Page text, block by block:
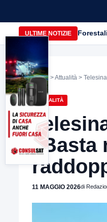
ULTIME NOTIZIE
Home >Attualità >
ATTUALITÀ
“Basta
11 MAGGIO 2026di